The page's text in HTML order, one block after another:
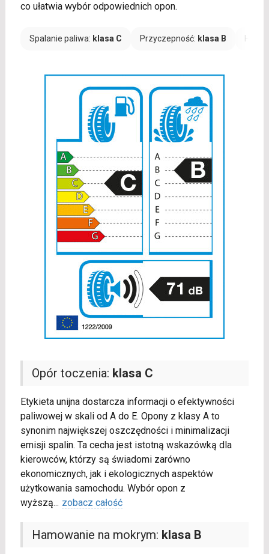
co ułatwia wybór odpowiednich opon.
Spalanie paliwa: klasa C Przyczepność: klasa B
Opór toczenia: klasa C
Etykieta unijna dostarcza informacji o efektywności
paliwowej w skali od A do E. Opony z klasy A to
synonim największej oszczędności i minimalizacji
emisji spalin. Ta cecha jest istotną wskazówką dla
kierowców, którzy są świadomi zarówno
ekonomicznych, jak i ekologicznych aspektów
użytkowania samochodu. Wybór opon z
wyższą... zobacz całość
Hamowanie na mokrym: klasa B